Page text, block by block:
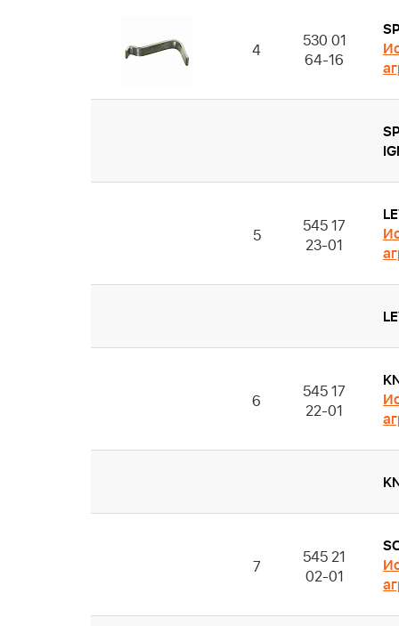
4
530 01
64-16
5
545 17
23-01
6
545 17
22-01
7
545 21
02-01